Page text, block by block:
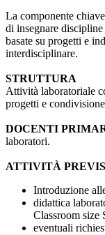
La componente
di insegnare
basate su progetti e
interdisciplinare.
STRUTTURA
Attività laboratoriale
progetti e
DOCENTI
laboratori.
ATTIVITÀ
Introduzione
didattica
Classroom size
eventuali